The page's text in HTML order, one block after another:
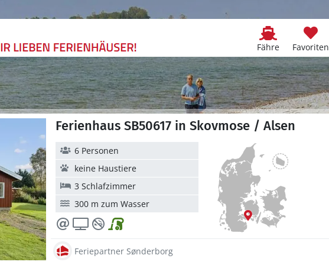
Fähre Favoriten
Ferienhaus SB50617 in Skovmose / Alsen
6 Personen
keine Haustiere
3 Schlafzimmer
300 m zum Wasser
Feriepartner Sønderborg